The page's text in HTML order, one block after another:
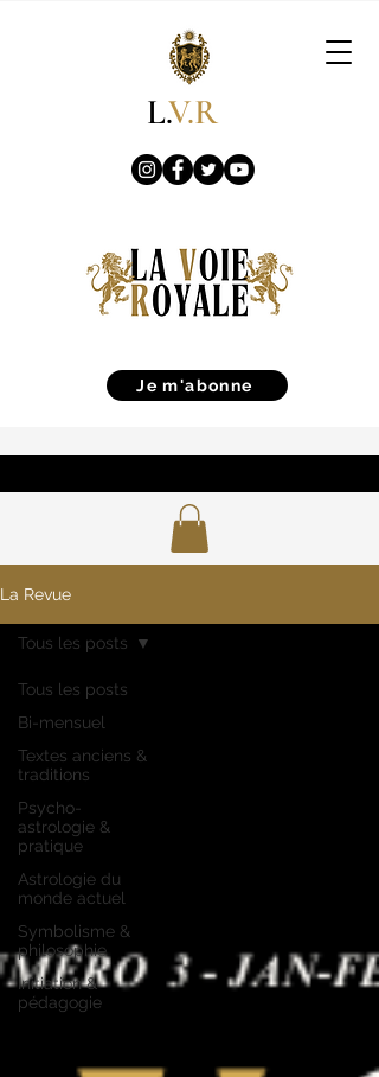
L.V.R
Je m'abonne
La Revue
Tous les posts
Bi-mensuel
Textes anciens &
traditions
Psycho-
astrologie &
pratique
Astrologie du
monde actuel
Symbolisme &
philosophie
Initiation &
pédagogie
Tous les posts